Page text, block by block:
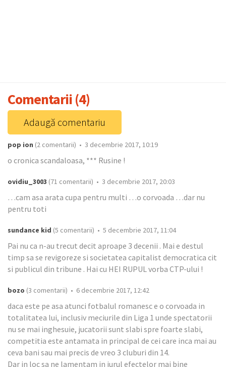
Comentarii (4)
Adaugă comentariu
pop ion (2 comentarii) • 3 decembrie 2017, 10:19
o cronica scandaloasa, *** Rusine !
ovidiu_3003 (71 comentarii) • 3 decembrie 2017, 20:03
…cam asa arata cupa pentru multi …o corvoada …dar nu
pentru toti
sundance kid (5 comentarii) • 5 decembrie 2017, 11:04
Pai nu ca n-au trecut decit aproape 3 decenii . Mai e destul
timp sa se revigoreze si societatea capitalist democratica cit
si publicul din tribune . Hai cu HEI RUPUL vorba CTP-ului !
bozo (3 comentarii) • 6 decembrie 2017, 12:42
daca este pe asa atunci fotbalul romanesc e o corvoada in
totalitatea lui, inclusiv meciurile din Liga 1 unde spectatorii
nu se mai inghesuie, jucatorii sunt slabi spre foarte slabi,
competitia este antamata in principal de cei care inca mai au
ceva bani sau mai precis de vreo 3 cluburi din 14.
Dar in loc sa ne lamentam in jurul efectelor mai bine